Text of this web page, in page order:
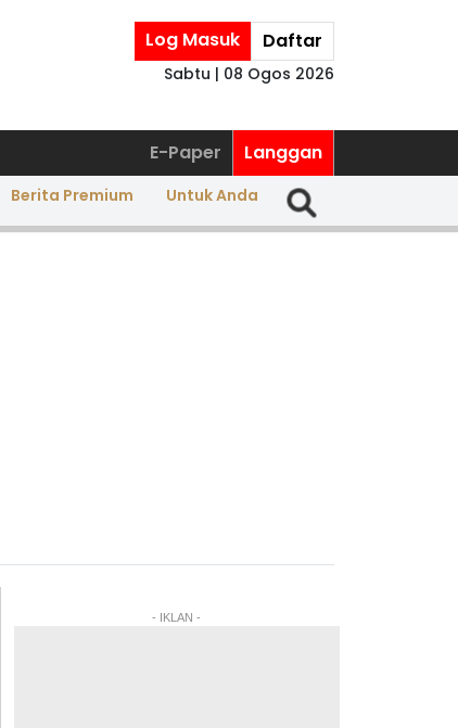
Log Masuk Daftar
Sabtu | 08 Ogos 2026
E-Paper Langgan
Berita Premium Untuk Anda
- IKLAN -